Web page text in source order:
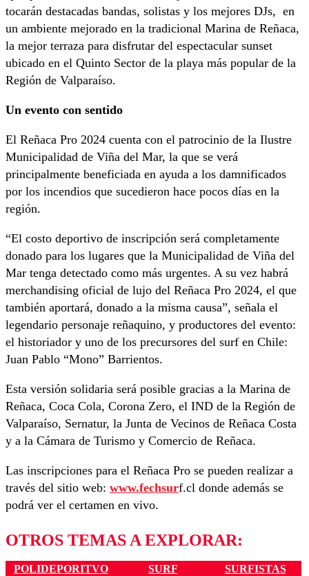
tocarán destacadas bandas, solistas y los mejores DJs, en
un ambiente mejorado en la tradicional Marina de Reñaca,
la mejor terraza para disfrutar del espectacular sunset
ubicado en el Quinto Sector de la playa más popular de la
Región de Valparaíso.
Un evento con sentido
El Reñaca Pro 2024 cuenta con el patrocinio de la Ilustre
Municipalidad de Viña del Mar, la que se verá
principalmente beneficiada en ayuda a los damnificados
por los incendios que sucedieron hace pocos días en la
región.
“El costo deportivo de inscripción será completamente
donado para los lugares que la Municipalidad de Viña del
Mar tenga detectado como más urgentes. A su vez habrá
merchandising oficial de lujo del Reñaca Pro 2024, el que
también aportará, donado a la misma causa”, señala el
legendario personaje reñaquino, y productores del evento:
el historiador y uno de los precursores del surf en Chile:
Juan Pablo “Mono” Barrientos.
Esta versión solidaria será posible gracias a la Marina de
Reñaca, Coca Cola, Corona Zero, el IND de la Región de
Valparaíso, Sernatur, la Junta de Vecinos de Reñaca Costa
y a la Cámara de Turismo y Comercio de Reñaca.
Las inscripciones para el Reñaca Pro se pueden realizar a
través del sitio web: www.fechsurf.cl donde además se
podrá ver el certamen en vivo.
OTROS TEMAS A EXPLORAR:
POLIDEPORITVO SURF SURFISTAS